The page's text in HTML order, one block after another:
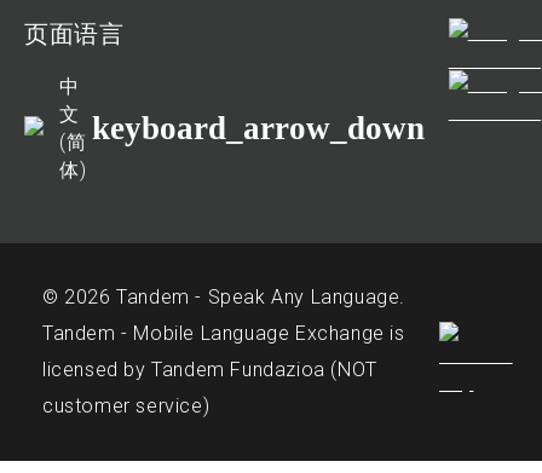
页面语言
中
文
(简
体)
keyboard_arrow_down
© 2026 Tandem - Speak Any Language.
Tandem - Mobile Language Exchange is
licensed by Tandem Fundazioa (NOT
customer service)